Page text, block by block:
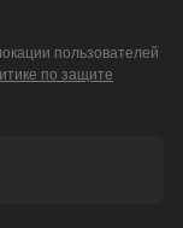
пользователей
по защите